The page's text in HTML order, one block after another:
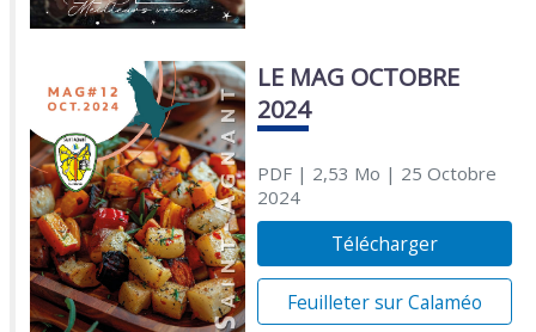
LE MAG OCTOBRE
2024
PDF| 2,53 Mo | 25 Octobre
2024
Télécharger
Feuilleter sur Calaméo